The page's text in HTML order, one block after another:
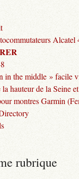
Alcatel
in the middle » facile
hauteur de la Seine
montres Garmin
rubrique